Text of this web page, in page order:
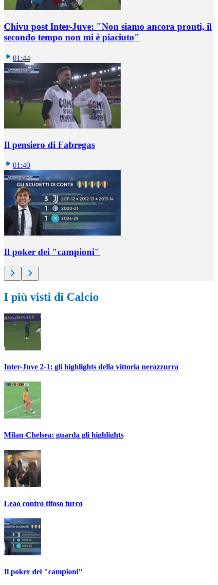
Chivu post Inter-Juve: "Non siamo ancora pronti, il
secondo tempo non mi è piaciuto"
01:44
Il pensiero di Fabregas
01:40
Il poker dei "campioni"
I più visti di Calcio
Inter-Juve 2-1: gli highlights della vittoria nerazzurra
Milan-Chelsea: guarda gli highlights
Leao contro tifoso turco
Il poker dei "campioni"